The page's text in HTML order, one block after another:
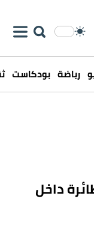
رياضة بودكاست
داخل